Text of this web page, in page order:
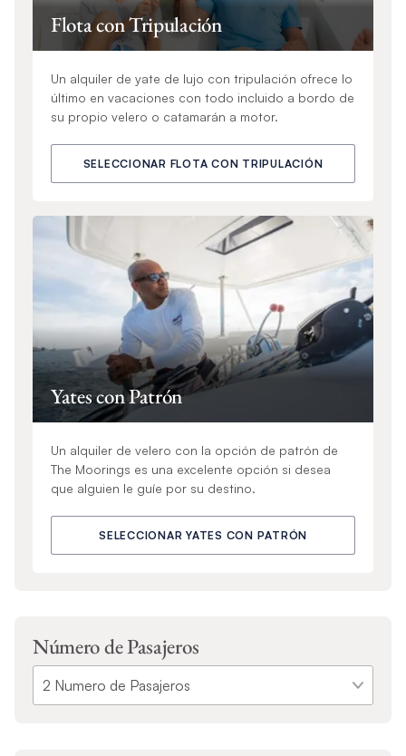
Flota con Tripulación
Un alquiler de yate de lujo con tripulación ofrece lo
último en vacaciones con todo incluido a bordo de
su propio velero o catamarán a motor.
SELECCIONAR FLOTA CON TRIPULACIÓN
Yates con Patrón
Un alquiler de velero con la opción de patrón de
The Moorings es una excelente opción si desea
que alguien le guíe por su destino.
SELECCIONAR YATES CON PATRÓN
Número de Pasajeros